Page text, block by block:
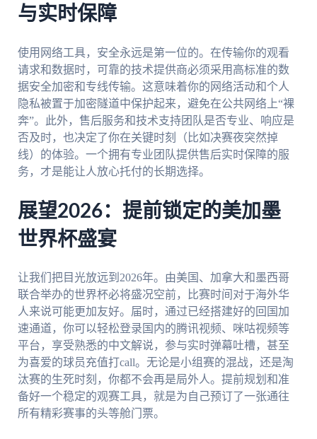
与实时保障
使用网络工具，安全永远是第一位的。在传输你的观看
请求和数据时，可靠的技术提供商必须采用高标准的数
据安全加密和专线传输。这意味着你的网络活动和个人
隐私被置于加密隧道中保护起来，避免在公共网络上“裸
奔”。此外，售后服务和技术支持团队是否专业、响应是
否及时，也决定了你在关键时刻（比如决赛夜突然掉
线）的体验。一个拥有专业团队提供售后实时保障的服
务，才是能让人放心托付的长期选择。
展望2026：提前锁定的美加墨
世界杯盛宴
让我们把目光放远到2026年。由美国、加拿大和墨西哥
联合举办的世界杯必将盛况空前，比赛时间对于海外华
人来说可能更加友好。届时，通过已经搭建好的回国加
速通道，你可以轻松登录国内的腾讯视频、咪咕视频等
平台，享受熟悉的中文解说，参与实时弹幕吐槽，甚至
为喜爱的球员充值打call。无论是小组赛的混战，还是淘
汰赛的生死时刻，你都不会再是局外人。提前规划和准
备好一个稳定的观赛工具，就是为自己预订了一张通往
所有精彩赛事的头等舱门票。